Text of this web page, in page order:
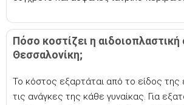
Πόσο κοστίζει η αιδοιοπλαστική
Θεσσαλονίκη;
Το κόστος εξαρτάται από το είδος της
τις ανάγκες της κάθε γυναίκας. Για